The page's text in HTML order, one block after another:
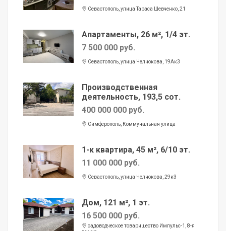
Севастополь, улица Тараса Шевченко, 21
Апартаменты, 26 м², 1/4 эт.
7 500 000 руб.
Севастополь, улица Челнокова, 19Ак3
Производственная
деятельность, 193,5 сот.
400 000 000 руб.
Симферополь, Коммунальная улица
1-к квартира, 45 м², 6/10 эт.
11 000 000 руб.
Севастополь, улица Челнокова, 29к3
Дом, 121 м², 1 эт.
16 500 000 руб.
садоводческое товарищество Импульс-1, 8-я